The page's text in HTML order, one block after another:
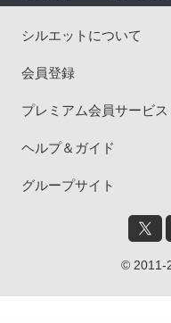
シルエットについて
会員登録
プレミアム会員サービス
ヘルプ＆ガイド
グループサイト
© 2011-